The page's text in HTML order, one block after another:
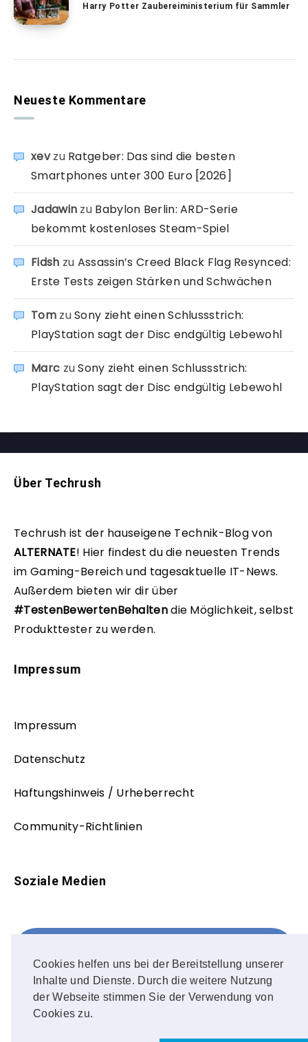
Cookies helfen uns bei der Bereitstellung unserer
Inhalte und Dienste. Durch die weitere Nutzung
der Webseite stimmen Sie der Verwendung von
Cookies zu.
Harry Potter Zaubereiministerium für Sammler
Neueste Kommentare
xevzu Ratgeber: Das sind die besten
Smartphones unter 300 Euro [2026]
Jadawin zu Babylon Berlin: ARD-Serie
bekommt kostenloses Steam-Spiel
Fidsh zu Assassin’s Creed Black Flag Resynced:
Erste Tests zeigen Stärken und Schwächen
TomzuSony zieht einen Schlussstrich:
PlayStation sagt der Disc endgültig Lebewohl
Marc zuSony zieht einen Schlussstrich:
PlayStation sagt der Disc endgültig Lebewohl
Über Techrush
Techrush ist der hauseigene Technik-Blog von
ALTERNATE! Hier findest du die neuesten Trends
im Gaming-Bereich und tagesaktuelle IT-News.
Außerdem bieten wir dir über
#TestenBewertenBehaltendie Möglichkeit, selbst
Produkttester zu werden.
Impressum
Impressum
Datenschutz
Haftungshinweis / Urheberrecht
Community-Richtlinien
Soziale Medien
FOLLOW ME!
Instagram
OUR PHOTOS!